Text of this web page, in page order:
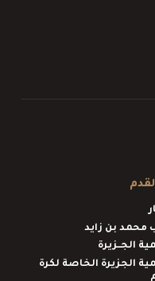
محمد بن زايد
الجــزيرة
الجزيرة الخاصة لكرة